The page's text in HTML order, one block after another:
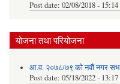
Post date: 02/08/2018 - 15:14
योजना तथा परियोजना
आ.व. २०७८/७९ को नवौं नगर
Post date: 05/18/2022 - 13:17